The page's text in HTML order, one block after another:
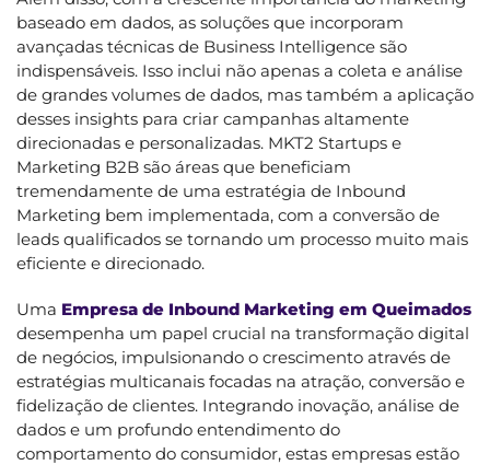
baseado em dados, as soluções que incorporam
avançadas técnicas de Business Intelligence são
indispensáveis. Isso inclui não apenas a coleta e análise
de grandes volumes de dados, mas também a aplicação
desses insights para criar campanhas altamente
direcionadas e personalizadas. MKT2 Startups e
Marketing B2B são áreas que beneficiam
tremendamente de uma estratégia de Inbound
Marketing bem implementada, com a conversão de
leads qualificados se tornando um processo muito mais
eficiente e direcionado.
Uma Empresa de Inbound Marketing em Queimados
desempenha um papel crucial na transformação digital
de negócios, impulsionando o crescimento através de
estratégias multicanais focadas na atração, conversão e
fidelização de clientes. Integrando inovação, análise de
dados e um profundo entendimento do
comportamento do consumidor, estas empresas estão